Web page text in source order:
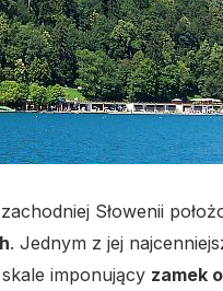
Słowenii
. Jednym z jej
imponujący zamek